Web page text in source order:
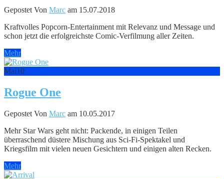
Gepostet Von Marc am 15.07.2018
Kraftvolles Popcorn-Entertainment mit Relevanz und Message und
schon jetzt die erfolgreichste Comic-Verfilmung aller Zeiten.
Mehr
Mai10
Rogue One
Gepostet Von Marc am 10.05.2017
Mehr Star Wars geht nicht: Packende, in einigen Teilen
überraschend düstere Mischung aus Sci-Fi-Spektakel und
Kriegsfilm mit vielen neuen Gesichtern und einigen alten Recken.
Mehr